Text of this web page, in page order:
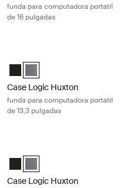
funda para computadora portátil
de 16 pulgadas
Case Logic Huxton 13.3"
Case Logic Huxton 13.3"
Case Logic Huxton
funda para computadora portátil
de 13,3 pulgadas
Case Logic Huxton 14" Laptop
Case Logic Huxton 14"
Case Logic Huxton